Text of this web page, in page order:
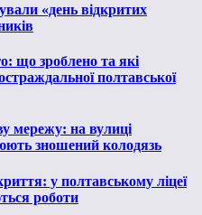
«день відкритих
що зроблено та які
полтавської
мережу: на вулиці
зношений колодязь
у полтавському ліцеї
роботи